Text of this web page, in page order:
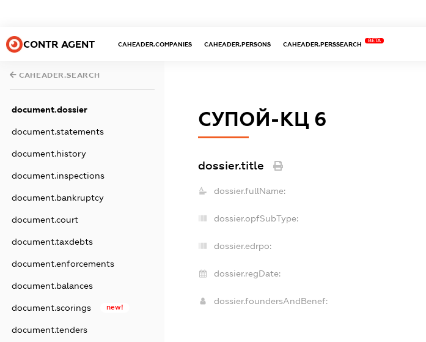
CONTR AGENT CAHEADER.COMPANIES CAHEADER.PERSONS CAHEADER.PERSSEARCH
BETA
CAHEADER.SEARCH
document.dossier
document.statements
document.history
document.inspections
document.bankruptcy
document.court
document.taxdebts
document.enforcements
document.balances
document.scorings new!
document.tenders
СУПОЙ-КЦ 6
dossier.title
dossier.fullName:
dossier.opfSubType:
dossier.edrpo:
dossier.regDate:
dossier.foundersAndBenef: